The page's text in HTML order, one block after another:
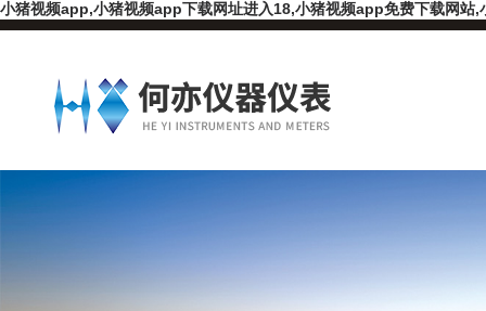
小猪视频app,小猪视频app下载网址进入18,小猪视频app免费下载网站